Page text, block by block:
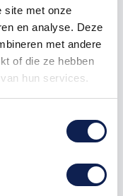
site met onze
en analyse. Deze
met andere
of die ze hebben
hun services.
€ 675,00
€ 1.181,25